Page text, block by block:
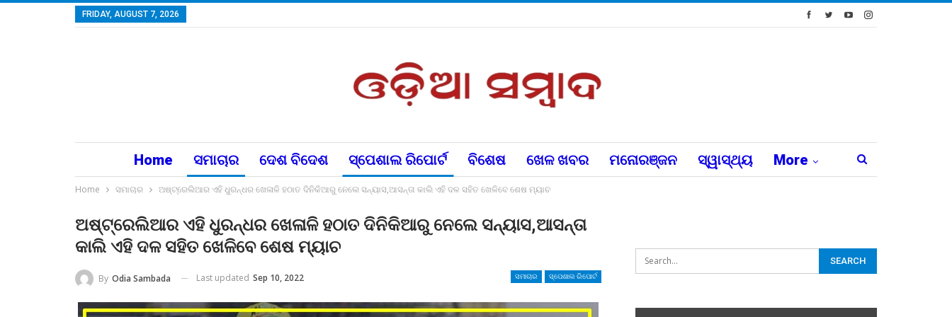
FRIDAY, AUGUST 7, 2026
Home ସମାଚାର ଦେଶ ବିଦେଶ ସ୍ପେଶାଲ ରିପୋର୍ଟ ବିଶେଷ ଖେଳ ଖବର ମନୋରଞ୍ଜନ ସ୍ୱାସ୍ଥ୍ୟ More
Home ସମାଚାର ଅଷ୍ଟ୍ରେଲିଆର ଏହି ଧୁରନ୍ଧର ଖେଳାଳି ହଠାତ ଦିନିକିଆରୁ ନେଲେ ସନ୍ୟାସ,ଆସନ୍ତା କାଲି ଏହି ଦଳ ସହିତ ଖେଳିବେ ଶେଷ ମ୍ୟାଚ
ଅଷ୍ଟ୍ରେଲିଆର ଏହି ଧୁରନ୍ଧର ଖେଳାଳି ହଠାତ ଦିନିକିଆରୁ ନେଲେ ସନ୍ୟାସ,ଆସନ୍ତା
କାଲି ଏହି ଦଳ ସହିତ ଖେଳିବେ ଶେଷ ମ୍ୟାଚ
ସମାଚାର ସ୍ପେଶାଲ ରିପୋର୍ଟ
By Odia Sambada Last updated Sep 10, 2022